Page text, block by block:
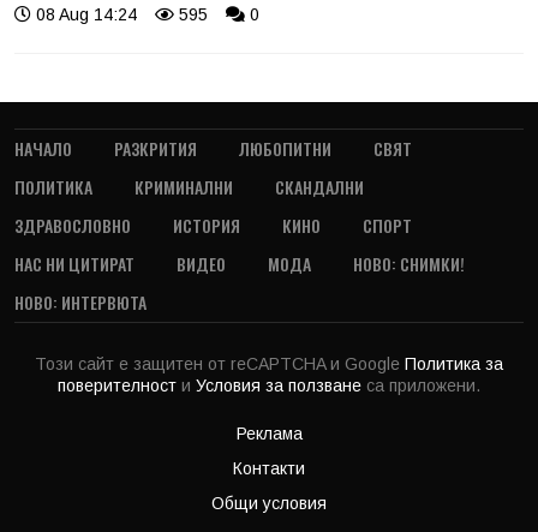
08 Aug 14:24 595 0
НАЧАЛО РАЗКРИТИЯ ЛЮБОПИТНИ
СВЯТ
ПОЛИТИКА
КРИМИНАЛНИ
СКАНДАЛНИ
ЗДРАВОСЛОВНО
ИСТОРИЯ КИНО
СПОРТ
НАС НИ ЦИТИРАТ
ВИДЕО МОДА
НОВО: СНИМКИ!
НОВО: ИНТЕРВЮТА
Този сайт е защитен от reCAPTCHA и Google Политика за
поверителност и Условия за ползване са приложени.
Реклама
Контакти
Общи условия